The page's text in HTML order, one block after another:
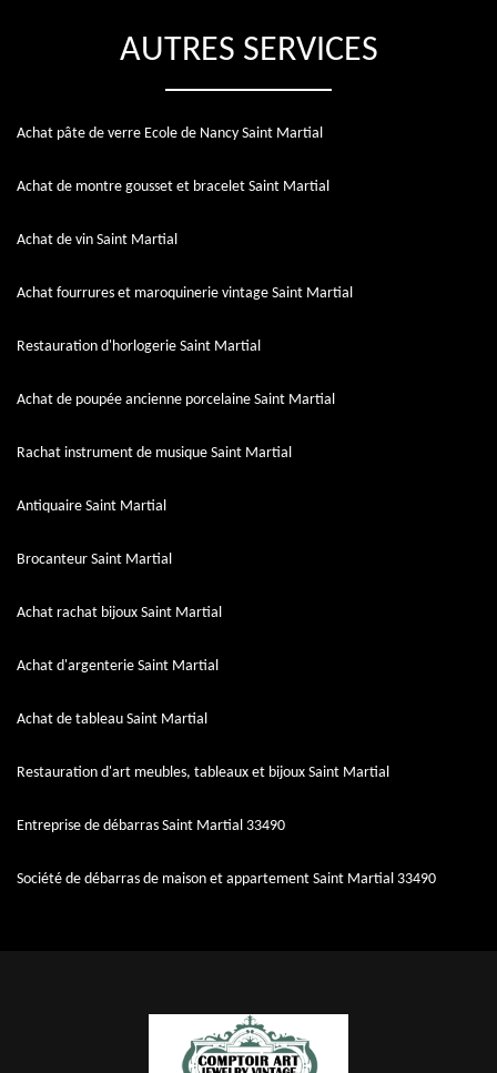
AUTRES SERVICES
Achat pâte de verre Ecole de Nancy Saint Martial
Achat de montre gousset et bracelet Saint Martial
Achat de vin Saint Martial
Achat fourrures et maroquinerie vintage Saint Martial
Restauration d'horlogerie Saint Martial
Achat de poupée ancienne porcelaine Saint Martial
Rachat instrument de musique Saint Martial
Antiquaire Saint Martial
Brocanteur Saint Martial
Achat rachat bijoux Saint Martial
Achat d'argenterie Saint Martial
Achat de tableau Saint Martial
Restauration d'art meubles, tableaux et bijoux Saint Martial
Entreprise de débarras Saint Martial 33490
Société de débarras de maison et appartement Saint Martial 33490